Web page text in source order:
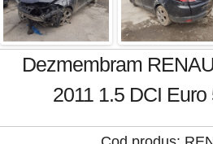
Dezmembram
2011 1.5 DCI